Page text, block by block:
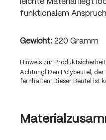
leichte Material liegt
funktionalem
Gewicht: 220 Gramm
Hinweis zur Produktsicherheit
Achtung! Den Polybeutel,
fernhalten. Dieser Beutel ist